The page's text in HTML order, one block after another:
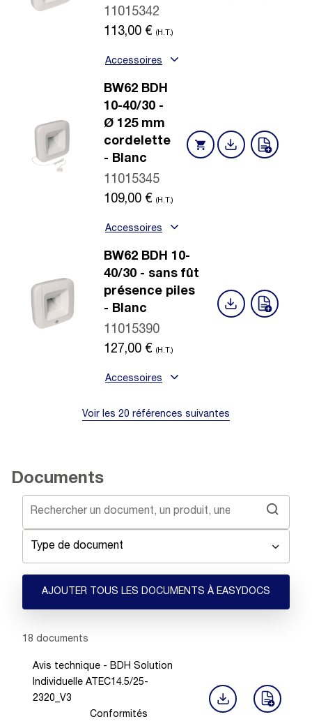
11015342
113,00 € (H.T.)
Accessoires
BW62 BDH
10-40/30 -
Ø 125 mm
cordelette
- Blanc
11015345
109,00 € (H.T.)
Accessoires
BW62 BDH 10-
40/30 - sans fût
présence piles
- Blanc
11015390
127,00 € (H.T.)
Accessoires
Voir les 20 références suivantes
Documents
Type de document
AJOUTER TOUS LES DOCUMENTS À EASYDOCS
Showing 1 -18
18 documents
Avis technique - BDH Solution
Individuelle ATEC14.5/25-
2320_V3
Conformités